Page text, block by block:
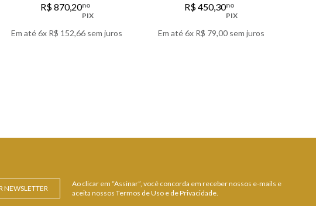
R$870,20no
PIX
Em até6x R$ 152,66 sem juros
R$450,30no
PIX
Em até6x R$ 79,00sem juros
NEWSLETTER
Ao clicar em “Assinar”, você concorda em receber nossos e-mails e
aceita nossos Termos de Uso e de Privacidade.